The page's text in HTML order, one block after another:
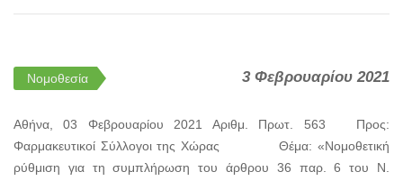
Νομοθεσία 3 Φεβρουαρίου 2021
Αθήνα, 03 Φεβρουαρίου 2021 Αριθμ. Πρωτ. 563 Προς:
Φαρμακευτικοί Σύλλογοι της Χώρας Θέμα: «Νομοθετική
ρύθμιση για τη συμπλήρωση του άρθρου 36 παρ. 6 του Ν.